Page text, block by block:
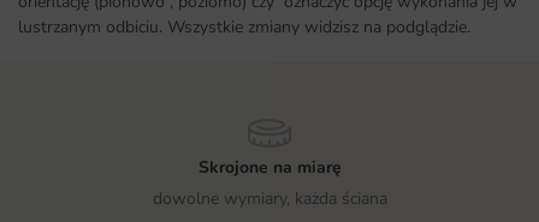
lustrzanym odbiciu. Wszystkie zmiany widzisz na podglądzie.
Skrojone na miarę
dowolne wymiary, każda ściana